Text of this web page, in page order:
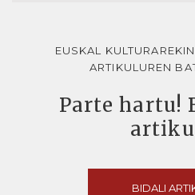
EUSKAL
ARTIKULUREN
Parte hartu!
BIDALI